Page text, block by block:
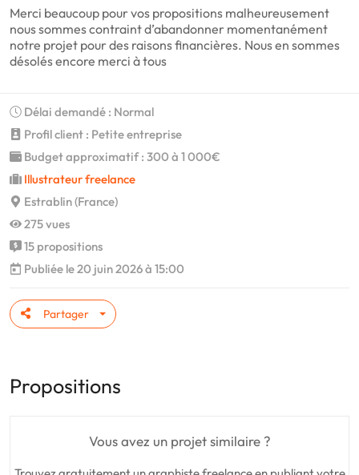
Merci beaucoup pour vos propositions malheureusement
nous sommes contraint d’abandonner momentanément
notre projet pour des raisons financières. Nous en sommes
désolés encore merci à tous
Délai demandé : Normal
Profil client : Petite entreprise
Budget approximatif : 300 à 1 000€
Illustrateur freelance
Estrablin (France)
275 vues
15 propositions
Publiée le 20 juin 2026 à 15:00
Partager
Propositions
Vous avez un projet similaire ?